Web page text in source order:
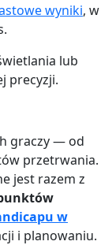
wyniki, w
lub
precyzji.
graczy — od
przetrwania.
jest razem z
w
i planowaniu.